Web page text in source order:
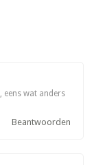
eens wat anders
Beantwoorden